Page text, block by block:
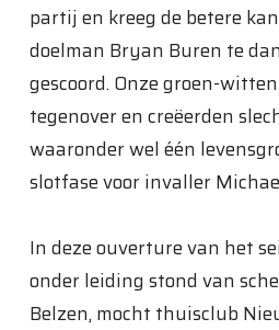
partij en kreeg de betere
doelman Bryan Buren te
gescoord. Onze groen-
tegenover en creëerden
waaronder wel één
slotfase voor invaller
In deze ouverture van het
onder leiding stond van
Belzen, mocht thuisclub